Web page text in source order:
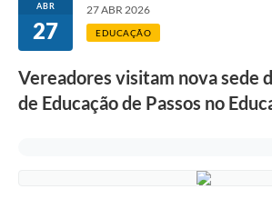
ABR
27
27 ABR 2026
EDUCAÇÃO
Vereadores visitam nova sede
de Educação de Passos no